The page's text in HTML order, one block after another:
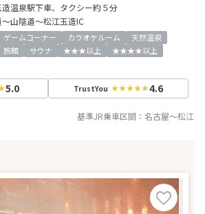
温泉駅下車、タクシー約５分
山陰道～松江玉造IC
ゲームコーナー カラオケルーム
天然温泉
旅館 サウナ ★★★以上
★★★★以上
5.0 TrustYou 4.6
基準JR乗車区間： 名古屋～松江